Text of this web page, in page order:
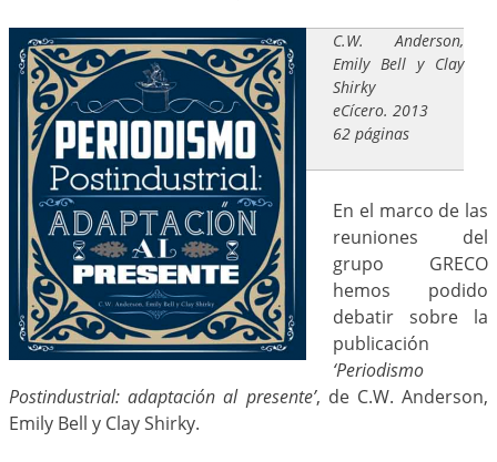
C.W. Anderson,
Emily Bell y Clay
Shirky
eCícero. 2013
62 páginas
En el marco de las
reuniones del
grupo GRECO
hemos podido
debatir sobre la
publicación
‘Periodismo
Postindustrial: adaptación al presente’, de C.W. Anderson,
Emily Bell y Clay Shirky.